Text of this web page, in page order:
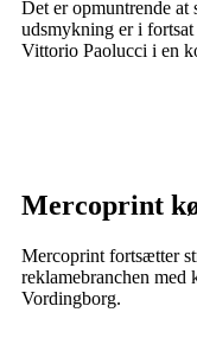
Det er opmuntrende at
udsmykning er i
Vittorio Paolucci i en
Mercoprint
Mercoprint fortsætter
reklamebranchen
Vordingborg.